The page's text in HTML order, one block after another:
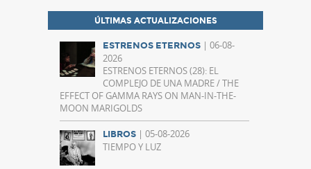
ÚLTIMAS ACTUALIZACIONES
ESTRENOS ETERNOS | 06-08-
2026
ESTRENOS ETERNOS (28): EL
COMPLEJO DE UNA MADRE / THE
EFFECT OF GAMMA RAYS ON MAN-IN-THE-
MOON MARIGOLDS
LIBROS | 05-08-2026
TIEMPO Y LUZ